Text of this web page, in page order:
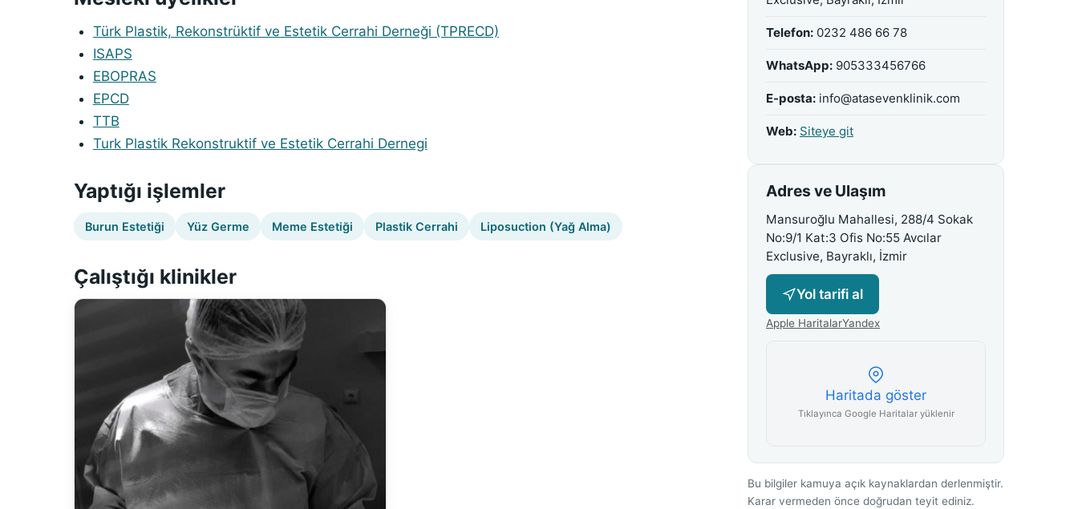
Türk Plastik, Rekonstrüktif ve Estetik Cerrahi Derneği (TPRECD)
ISAPS
EBOPRAS
EPCD
TTB
Turk Plastik Rekonstruktif ve Estetik Cerrahi Dernegi
Yaptığı işlemler
Burun Estetiği Yüz Germe Meme Estetiği Plastik Cerrahi Liposuction (Yağ Alma)
Çalıştığı klinikler
Telefon: 0232 486 66 78
WhatsApp: 905333456766
E-posta: info@atasevenklinik.com
Web: Siteye git
Adres ve Ulaşım
Mansuroğlu Mahallesi, 288/4 Sokak
No:9/1 Kat:3 Ofis No:55 Avcılar
Exclusive, Bayraklı, İzmir
Yol tarifi al
Apple HaritalarYandex
Haritada göster
Tıklayınca Google Haritalar yüklenir
Bu bilgiler kamuya açık kaynaklardan derlenmiştir.
Karar vermeden önce doğrudan teyit ediniz.